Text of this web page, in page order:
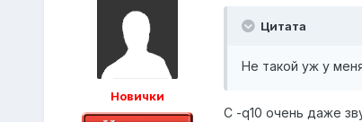
Новички
Цитата
Не такой уж у
С -q10 очень даже